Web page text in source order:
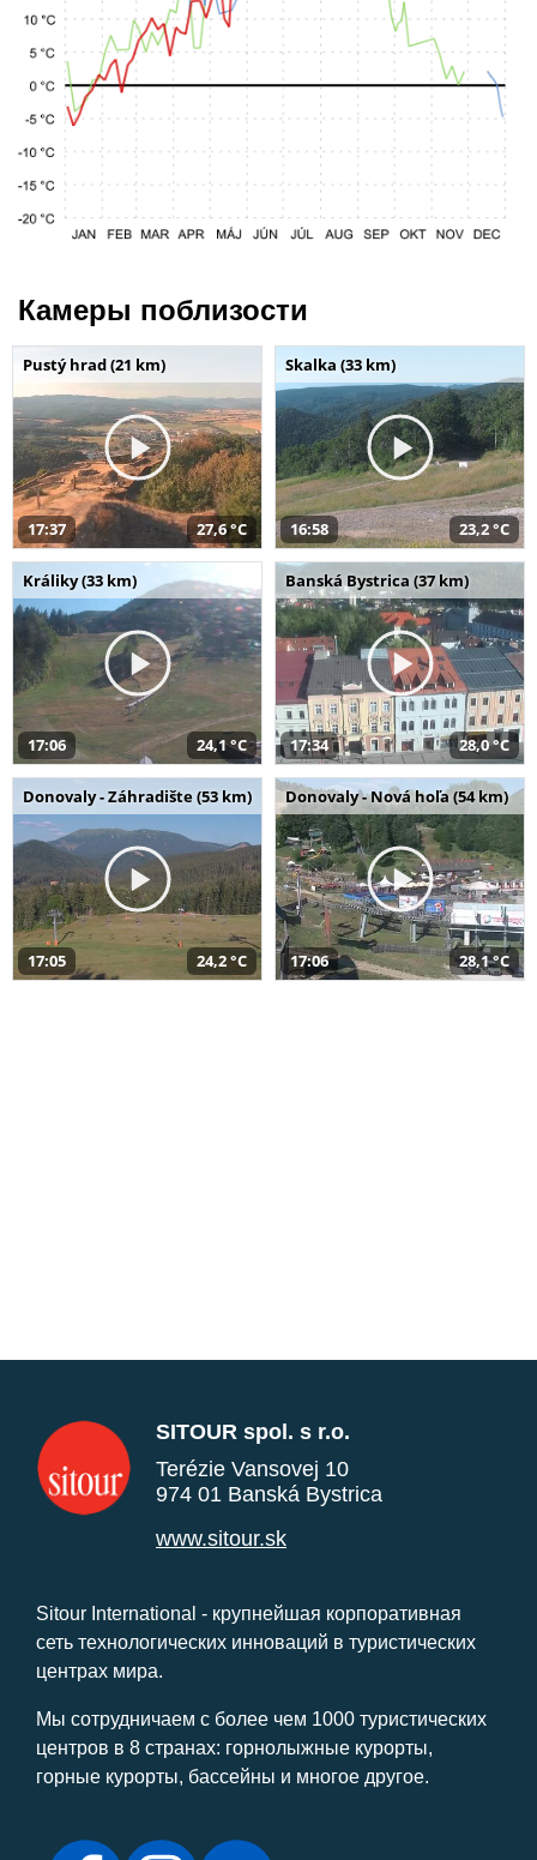
Камеры поблизости
Pustý hrad (21 km)
17:37 27,6 °C
Skalka (33 km)
16:58 23,2 °C
Králiky (33 km)
17:06 24,1 °C
Banská Bystrica (37 km)
17:34 28,0 °C
Donovaly - Záhradište (53 km)
17:05 24,2 °C
Donovaly - Nová hoľa (54 km)
17:06 28,1 °C
SITOUR spol. s r.o.
Terézie Vansovej 10
974 01 Banská Bystrica
www.sitour.sk
Sitour International - крупнейшая корпоративная
сеть технологических инноваций в туристических
центрах мира.
Мы сотрудничаем с более чем 1000 туристических
центров в 8 странах: горнолыжные курорты,
горные курорты, бассейны и многое другое.